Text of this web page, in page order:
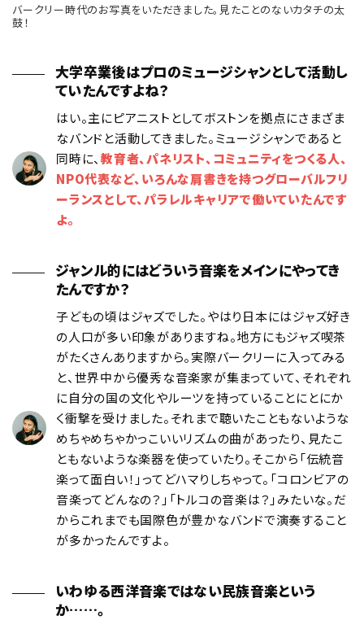
バークリー時代のお写真をいただきました。見たことのないカタチの太
鼓！
大学卒業後はプロのミュージシャンとして活動し
ていたんですよね？
はい。主にピアニストとしてボストンを拠点にさまざま
なバンドと活動してきました。ミュージシャンであると
同時に、 教育者、パネリスト、コミュニティをつくる人、
NPO代表など、いろんな肩書きを持つグローバルフリ
ーランスとして、パラレルキャリアで働いていたんです
よ。
ジャンル的にはどういう音楽をメインにやってき
たんですか？
子どもの頃はジャズでした。やはり日本にはジャズ好き
の人口が多い印象がありますね。地方にもジャズ喫茶
がたくさんありますから。実際バークリーに入ってみる
と、世界中から優秀な音楽家が集まっていて、それぞれ
に自分の国の文化やルーツを持っていることにとにか
く衝撃を受けました。それまで聴いたこともないような
めちゃめちゃかっこいいリズムの曲があったり、見たこ
ともないような楽器を使っていたり。そこから「伝統音
楽って面白い！」ってどハマりしちゃって。「コロンビアの
音楽ってどんなの？」「トルコの音楽は？」みたいな。だ
からこれまでも国際色が豊かなバンドで演奏すること
が多かったんですよ。
いわゆる西洋音楽ではない民族音楽という
か……。